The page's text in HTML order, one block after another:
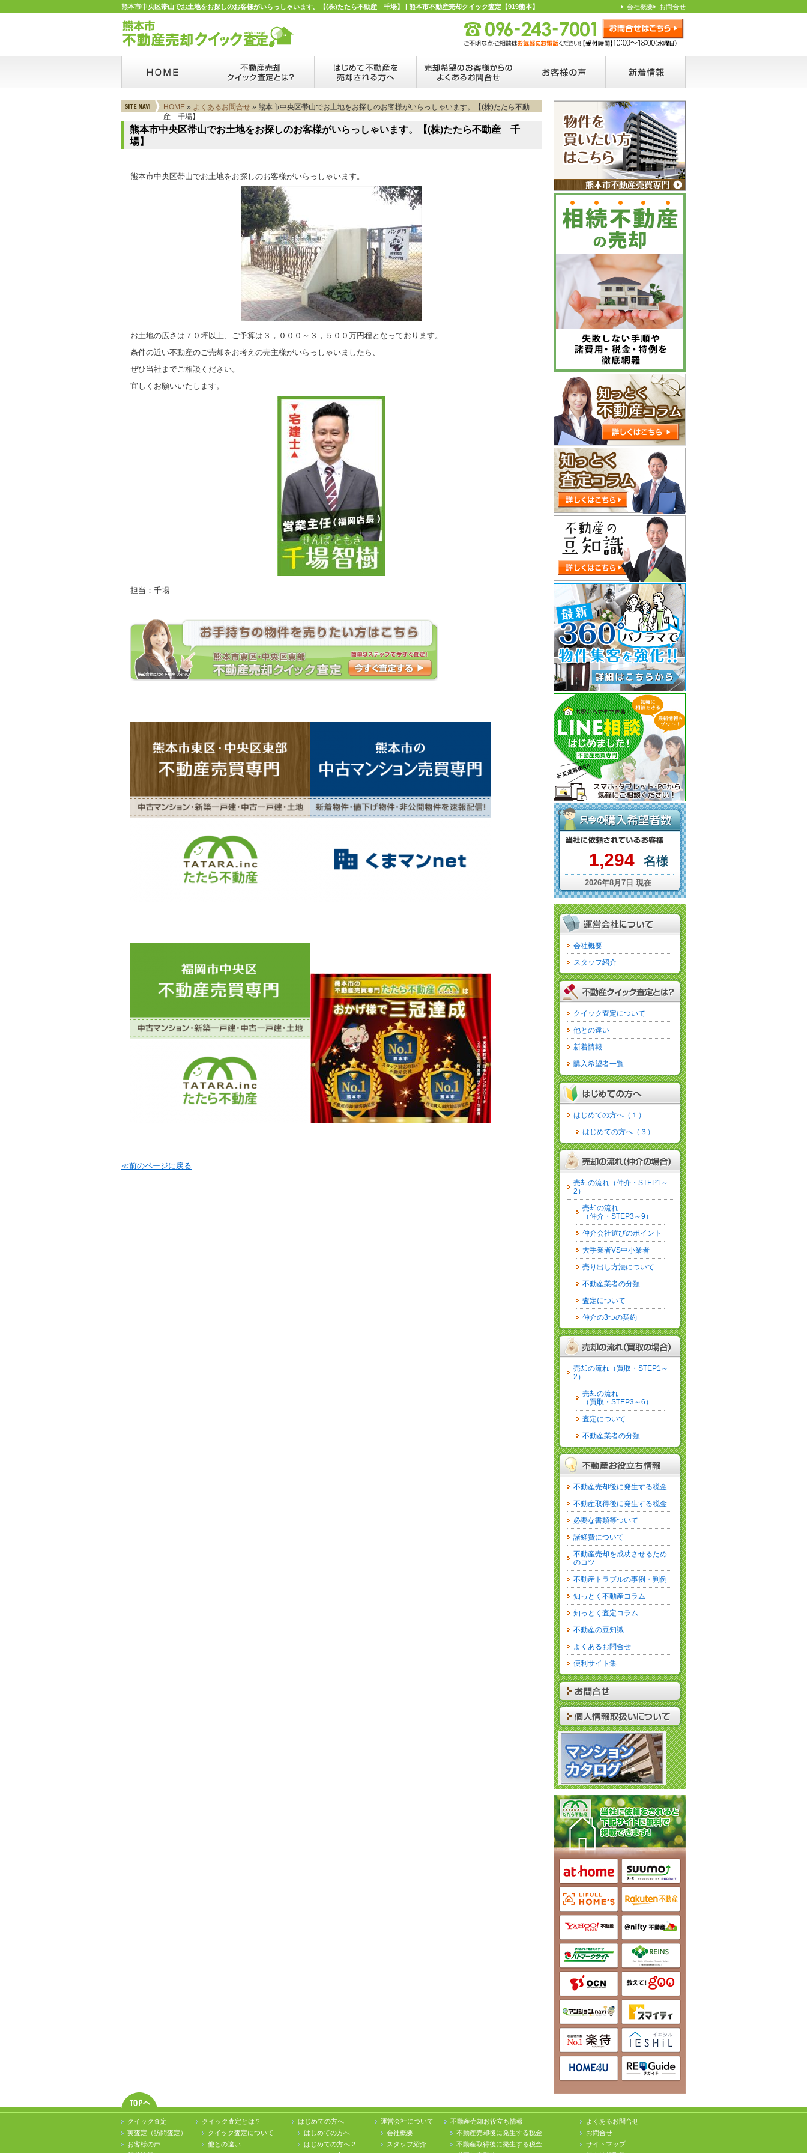
熊本市中央区帯山でお土地をお探しのお客様がいらっしゃいます。【(株)たたら不動産 千場】 | 熊本市不動産売却クイック査定【919熊本】 会社概要 お問合せ
HOME » よくあるお問合せ » 熊本市中央区帯山でお土地をお探しのお客様がいらっしゃいます。【(株)たたら不動
産 千場】
熊本市中央区帯山でお土地をお探しのお客様がいらっしゃいます。【(株)たたら不動産 千
場】
熊本市中央区帯山でお土地をお探しのお客様がいらっしゃいます。
お土地の広さは７０坪以上、ご予算は３，０００～３，５００万円程となっております。
条件の近い不動産のご売却をお考えの売主様がいらっしゃいましたら、
ぜひ当社までご相談ください。
宜しくお願いいたします。
担当：千場
≪前のページに戻る
cat
1,294
2026年8月7日 現在
会社概要
スタッフ紹介
クイック査定について
他との違い
新着情報
購入希望者一覧
はじめての方へ（１）
はじめての方へ（３）
売却の流れ（仲介・STEP1～
2）
売却の流れ
（仲介・STEP3～9）
仲介会社選びのポイント
大手業者VS中小業者
売り出し方法について
不動産業者の分類
査定について
仲介の3つの契約
売却の流れ（買取・STEP1～
2）
売却の流れ
（買取・STEP3～6）
査定について
不動産業者の分類
不動産売却後に発生する税金
不動産取得後に発生する税金
必要な書類等ついて
諸経費について
不動産売却を成功させるため
のコツ
不動産トラブルの事例・判例
知っとく不動産コラム
知っとく査定コラム
不動産の豆知識
よくあるお問合せ
便利サイト集
クイック査定
実査定（訪問査定）
お客様の声
クイック査定とは？
クイック査定について
他との違い
はじめての方へ
はじめての方へ
はじめての方へ２
運営会社について
会社概要
スタッフ紹介
不動産売却お役立ち情報
不動産売却後に発生する税金
不動産取得後に発生する税金
よくあるお問合せ
お問合せ
サイトマップ